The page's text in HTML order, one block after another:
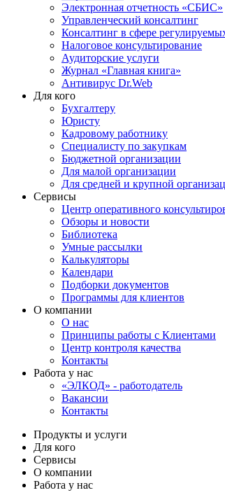
Электронная отчетность «СБИС»
Управленческий консалтинг
Консалтинг в сфере
Налоговое консультирование
Аудиторские услуги
Журнал «Главная книга»
Антивирус Dr.Web
Для кого
Бухгалтеру
Юристу
Кадровому работнику
Специалисту по закупкам
Бюджетной организации
Для малой организации
Для средней и крупной
Сервисы
Центр оперативного
Обзоры и новости
Библиотека
Умные рассылки
Калькуляторы
Календари
Подборки документов
Программы для клиентов
О компании
О нас
Принципы работы с Клиентами
Центр контроля качества
Контакты
Работа у нас
«ЭЛКОД» - работодатель
Вакансии
Контакты
Продукты и услуги
Для кого
Сервисы
О компании
Работа у нас